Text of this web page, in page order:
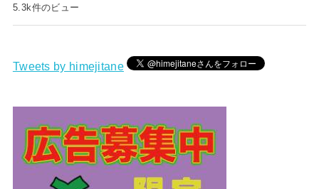
5.3k件のビュー
Tweets by himejitane